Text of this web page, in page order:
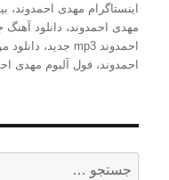
شده
در
اینستاگرام مهدی احمدوند،
مهدی احمدوند، دانلود
احمدوند mp3 جدید
، دانلود
احمدوند،فول آلبوم مهدی